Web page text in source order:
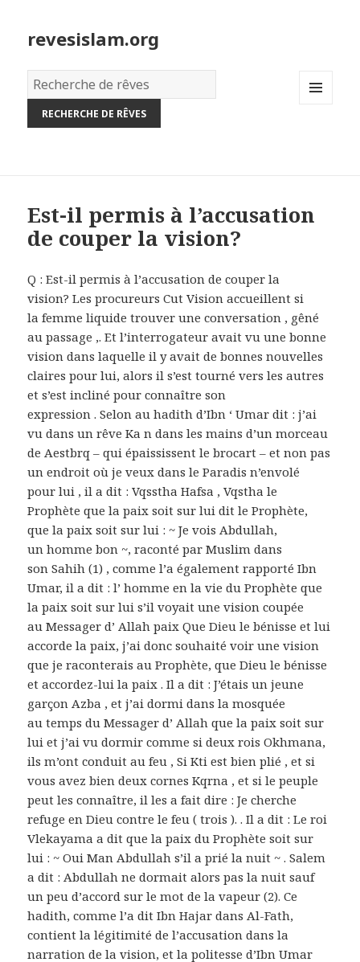
revesislam.org
Dictionnaire
des
rêves:
Est-il permis à l’accusation
de couper la vision?
Q : Est-il permis à l’accusation de couper la
vision? Les procureurs Cut Vision accueillent si
la femme liquide trouver une conversation , gêné
au passage ,. Et l’interrogateur avait vu une bonne
vision dans laquelle il y avait de bonnes nouvelles
claires pour lui, alors il s’est tourné vers les autres
et s’est incliné pour connaître son
expression . Selon au hadith d’Ibn ‘ Umar dit : j’ai
vu dans un rêve Ka n dans les mains d’un morceau
de Aestbrq – qui épaississent le brocart – et non pas
un endroit où je veux dans le Paradis n’envolé
pour lui , il a dit : Vqsstha Hafsa , Vqstha le
Prophète que la paix soit sur lui dit le Prophète,
que la paix soit sur lui : ~ Je vois Abdullah,
un homme bon ~, raconté par Muslim dans
son Sahih (1) , comme l’a également rapporté Ibn
Umar, il a dit : l’ homme en la vie du Prophète que
la paix soit sur lui s’il voyait une vision coupée
au Messager d’ Allah paix Que Dieu le bénisse et lui
accorde la paix, j’ai donc souhaité voir une vision
que je raconterais au Prophète, que Dieu le bénisse
et accordez-lui la paix . Il a dit : J’étais un jeune
garçon Azba , et j’ai dormi dans la mosquée
au temps du Messager d’ Allah que la paix soit sur
lui et j’ai vu dormir comme si deux rois Okhmana,
ils m’ont conduit au feu , Si Kti est bien plié , et si
vous avez bien deux cornes Kqrna , et si le peuple
peut les connaître, il les a fait dire : Je cherche
refuge en Dieu contre le feu ( trois ). . Il a dit : Le roi
Vlekayama a dit que la paix du Prophète soit sur
lui : ~ Oui Man Abdullah s’il a prié la nuit ~ . Salem
a dit : Abdullah ne dormait alors pas la nuit sauf
un peu d’accord sur le mot de la vapeur (2). Ce
hadith, comme l’a dit Ibn Hajar dans Al-Fath,
contient la légitimité de l’accusation dans la
narration de la vision, et la politesse d’Ibn Umar